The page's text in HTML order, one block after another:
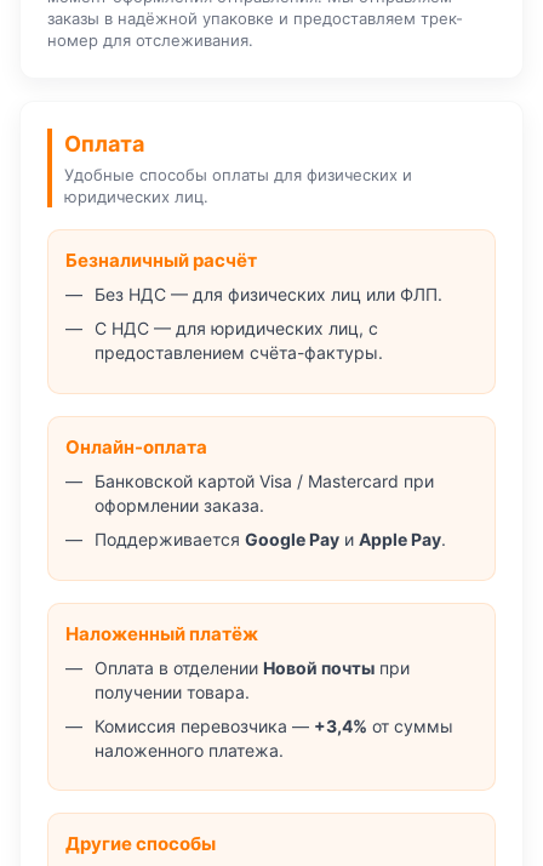
заказы в надёжной упаковке и предоставляем трек-
номер для отслеживания.
Оплата
Удобные способы оплаты для физических и
юридических лиц.
Безналичный расчёт
Без НДС — для физических лиц или ФЛП.
С НДС — для юридических лиц, с
предоставлением счёта-фактуры.
Онлайн-оплата
Банковской картой Visa / Mastercard при
оформлении заказа.
Поддерживается Google Pay и Apple Pay.
Наложенный платёж
Оплата в отделении Новой почты при
получении товара.
Комиссия перевозчика — +3,4% от суммы
наложенного платежа.
Другие способы